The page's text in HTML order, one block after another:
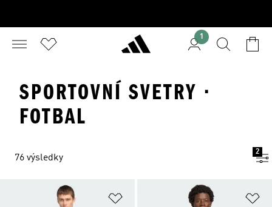
1
SPORTOVNÍ SVETRY ·
FOTBAL
76 výsledky
2
Přidat do seznamu přání